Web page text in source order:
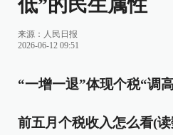
低”的民生属性
来源： 人民日报
2026-06-12 09:51
“一增一退”体现个税“调
前五月个税收入怎么看(